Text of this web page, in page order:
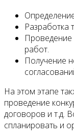
Разработка
Проведение
работ.
Получение
На этом этапе
проведение
договоров и т.д.
спланировать и